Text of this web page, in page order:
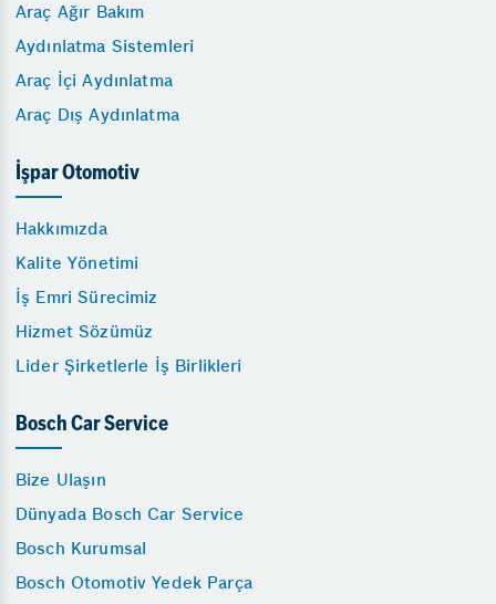
Araç Ağır Bakım
Aydınlatma Sistemleri
Araç İçi Aydınlatma
Araç Dış Aydınlatma
İşpar Otomotiv
Hakkımızda
Kalite Yönetimi
İş Emri Sürecimiz
Hizmet Sözümüz
Lider Şirketlerle İş Birlikleri
Bosch Car Service
Bize Ulaşın
Dünyada Bosch Car Service
Bosch Kurumsal
Bosch Otomotiv Yedek Parça